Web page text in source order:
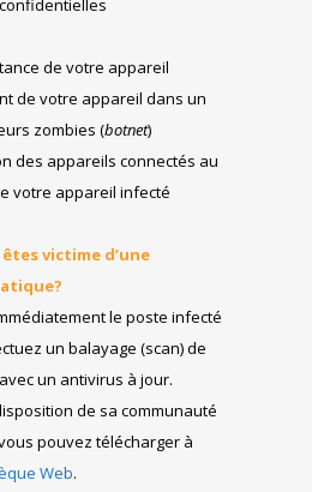
de votre appareil
de votre appareil dans un
zombies (botnet)
des appareils connectés au
votre appareil infecté
victime d’une
le poste infecté
un balayage (scan) de
un antivirus à jour.
de sa communauté
pouvez télécharger à
Web.